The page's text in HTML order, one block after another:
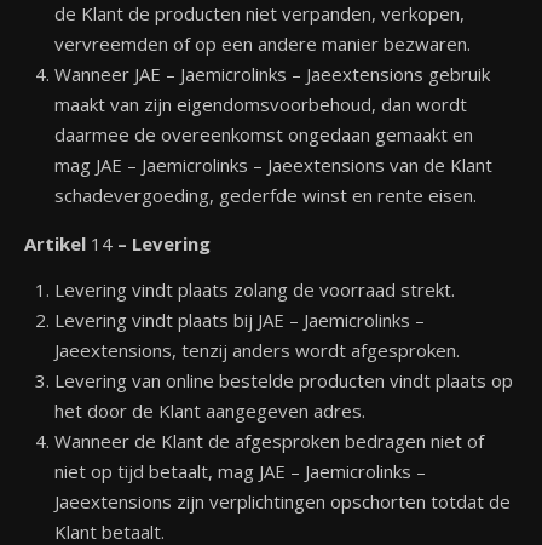
de Klant de producten niet verpanden, verkopen,
vervreemden of op een andere manier bezwaren.
Wanneer JAE – Jaemicrolinks – Jaeextensions gebruik
maakt van zijn eigendomsvoorbehoud, dan wordt
daarmee de overeenkomst ongedaan gemaakt en
mag JAE – Jaemicrolinks – Jaeextensions van de Klant
schadevergoeding, gederfde winst en rente eisen.
Artikel 14 – Levering
Levering vindt plaats zolang de voorraad strekt.
Levering vindt plaats bij JAE – Jaemicrolinks –
Jaeextensions, tenzij anders wordt afgesproken.
Levering van online bestelde producten vindt plaats op
het door de Klant aangegeven adres.
Wanneer de Klant de afgesproken bedragen niet of
niet op tijd betaalt, mag JAE – Jaemicrolinks –
Jaeextensions zijn verplichtingen opschorten totdat de
Klant betaalt.